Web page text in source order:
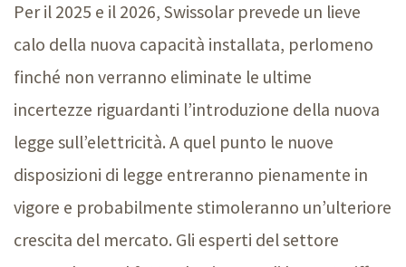
Per il 2025 e il 2026, Swissolar prevede un lieve
calo della nuova capacità installata, perlomeno
finché non verranno eliminate le ultime
incertezze riguardanti l’introduzione della nuova
legge sull’elettricità. A quel punto le nuove
disposizioni di legge entreranno pienamente in
vigore e probabilmente stimoleranno un’ulteriore
crescita del mercato. Gli esperti del settore